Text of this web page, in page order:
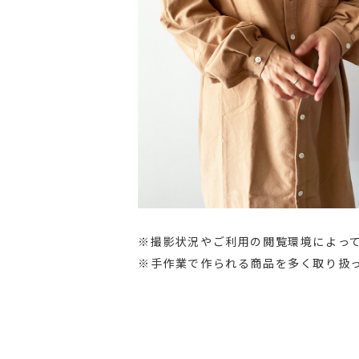
※撮影状況やご利用の閲覧環境によっ
※手作業で作られる商品を多く取り扱